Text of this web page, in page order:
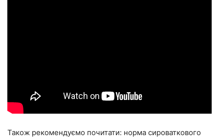
Також рекомендуємо почитати: норма сироваткового